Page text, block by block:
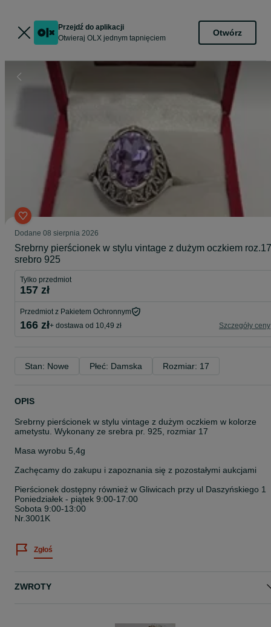
Przejdź do aplikacji
Otwieraj OLX jednym tapnięciem
Otwórz
Dodane 08 sierpnia 2026
Srebrny pierścionek w stylu vintage z dużym oczkiem
srebro 925
Tylko przedmiot
157 zł
Przedmiot z Pakietem Ochronnym
166 zł+ dostawa od 10,49 zł Szczegóły ceny
Stan: Nowe Płeć: Damska Rozmiar: 17
OPIS
Srebrny pierścionek w stylu vintage z dużym oczkiem w kolorze
ametystu. Wykonany ze srebra pr. 925, rozmiar 17
Masa wyrobu 5,4g
Zachęcamy do zakupu i zapoznania się z pozostałymi aukcjami
Pierścionek dostępny również w Gliwicach przy ul Daszyńskiego 1
Poniedziałek - piątek 9:00-17:00
Sobota 9:00-13:00
Nr.3001K
Zgłoś
ZWROTY